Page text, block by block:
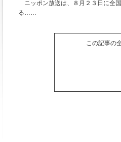
ニッポン放送は、８月２３日に全
る……
この記事の